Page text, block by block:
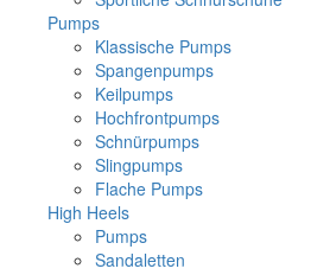
Pumps
Klassische Pumps
Spangenpumps
Keilpumps
Hochfrontpumps
Schnürpumps
Slingpumps
Flache Pumps
High Heels
Pumps
Sandaletten